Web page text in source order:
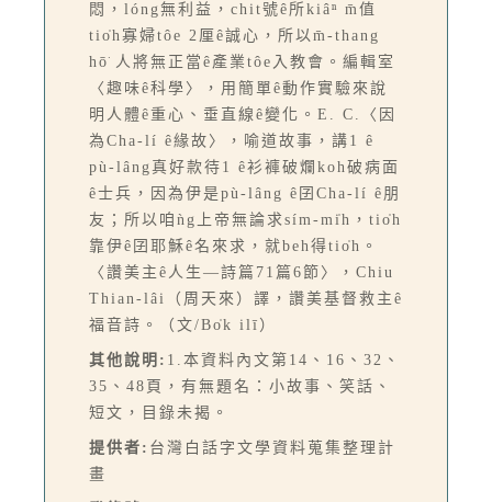
悶，lóng無利益，chit號ê所kiâⁿ m̄值
tio̍h寡婦tôe 2厘ê誠心，所以m̄-thang
hō͘ 人將無正當ê產業tôe入教會。編輯室
〈趣味ê科學〉，用簡單ê動作實驗來說
明人體ê重心、垂直線ê變化。E. C.〈因
為Cha-lí ê緣故〉，喻道故事，講1 ê
pù-lâng真好款待1 ê衫褲破爛koh破病面
ê士兵，因為伊是pù-lâng ê囝Cha-lí ê朋
友；所以咱ǹg上帝無論求sím-mi̍h，tio̍h
靠伊ê囝耶穌ê名來求，就beh得tio̍h。
〈讚美主ê人生—詩篇71篇6節〉，Chiu
Thian-lâi（周天來）譯，讚美基督救主ê
福音詩。（文/Bo̍k ilī）
其他說明: 1.本資料內文第14、16、32、
35、48頁，有無題名：小故事、笑話、
短文，目錄未揭。
提供者: 台灣白話字文學資料蒐集整理計
畫